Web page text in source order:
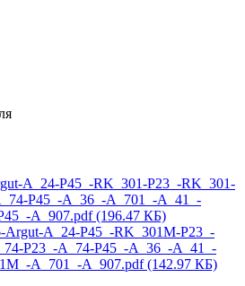
A_24-P45_-RK_301-P23_-RK_301-
P45_-A_36_-A_701_-A_41_-
A_907.pdf (196.47 КБ)
Argut-A_24-P45_-RK_301M-P23_-
P23_-A_74-P45_-A_36_-A_41_-
A_701_-A_907.pdf (142.97 КБ)